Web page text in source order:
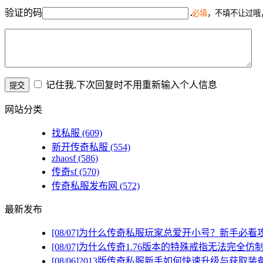
验证的码 必填，不填不让过哦
记住我,下次回复时不用重新输入个人信息
网站分类
找私服 (609)
新开传奇私服 (554)
zhaosf(586)
传奇sf(570)
传奇私服发布网 (572)
最新发布
[08/07]为什么传奇私服玩家总爱开小号？新手必看
[08/07]为什么传奇1.76版本的特殊戒指无法完全仿制